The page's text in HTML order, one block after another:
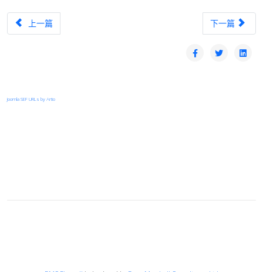
上一篇文章：其他台中區網中心相關規範
上一篇 下一篇文章：
下一篇
Joomla SEF URLs by Artio